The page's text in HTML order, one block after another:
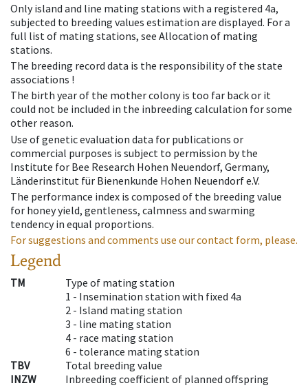
Only island and line mating stations with a registered 4a,
subjected to breeding values estimation are displayed. For a
full list of mating stations, see Allocation of mating
stations.
The breeding record data is the responsibility of the state
associations !
The birth year of the mother colony is too far back or it
could not be included in the inbreeding calculation for some
other reason.
Use of genetic evaluation data for publications or
commercial purposes is subject to permission by the
Institute for Bee Research Hohen Neuendorf, Germany,
Länderinstitut für Bienenkunde Hohen Neuendorf e.V.
The performance index is composed of the breeding value
for honey yield, gentleness, calmness and swarming
tendency in equal proportions.
For suggestions and comments use our contact form, please.
Legend
TM
Type of mating station
1 - Insemination station with fixed 4a
2 - Island mating station
3 - line mating station
4 - race mating station
6 - tolerance mating station
TBV
Total breeding value
INZW
Inbreeding coefficient of planned offspring